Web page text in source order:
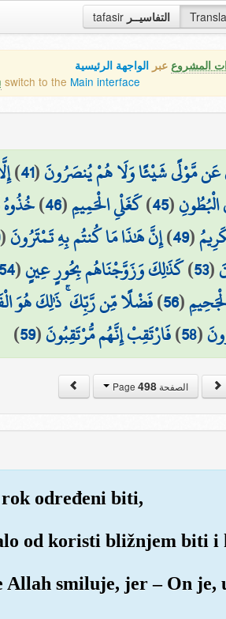
tafasir التفاسيــر
المشروع عبر الواجهة الرئيسية
switch to the Main interface
عَن مَّوْلًى شَيْئًا وَلَا هُمْ يُنصَرُونَ(
41
)
الْبُطُونِ(
45
)كَغَلْيِ الْحَمِيمِ(
46
)خُذُوهُ
(
49
)إِنَّ هَٰذَا مَا كُنتُم بِهِ تَمْتَرُونَ(
(
53
)كَذَٰلِكَ وَزَوَّجْنَاهُم بِحُورٍ عِينٍ(
(
56
)فَضْلًا مِّن رَّبِّكَ ۚ ذَٰلِكَ هُوَ
(
58
)فَارْتَقِبْ إِنَّهُم مُّرْتَقِبُونَ(
59
)
الصفحة Page498
određeni biti,
od koristi bližnjem biti i
Allah smiluje, jer – On